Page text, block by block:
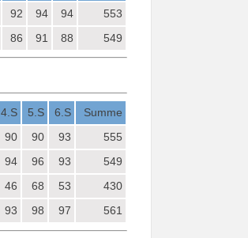
92 94 94
553
86 91 88 549
4.S 5.S 6.S
Summe
90 90 93
555
94 96 93
549
46 68 53
430
93 98 97 561